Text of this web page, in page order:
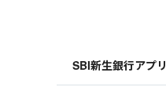
SBI新生銀行アプリ